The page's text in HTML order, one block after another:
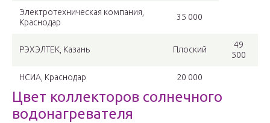
Электротехническая компания,
Краснодар
35 000
РЭХЭЛТЕК, Казань Плоский
49
500
НСИА, Краснодар 20 000
Цвет коллекторов солнечного
водонагревателя